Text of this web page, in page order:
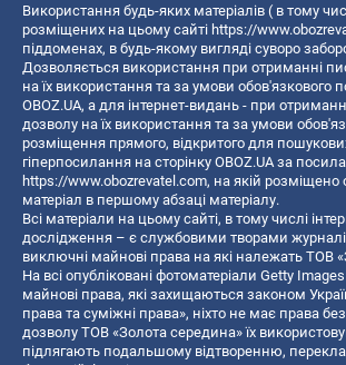
Використання будь-яких матеріалів ( в тому
розміщених на цьому сайті https://
піддоменах, в будь-якому вигляді суворо
Дозволяється використання при отриманні
на їх використання та за умови обов'язкового
OBOZ.UA, а для інтернет-видань - при
дозволу на їх використання та за умови
розміщення прямого, відкритого для
гіперпосилання на сторінку OBOZ.UA за
https://www.obozrevatel.com, на якій розміщено
матеріал в першому абзаці матеріалу.
Всі матеріали на цьому сайті, в тому числі
дослідження – є службовими творами
виключні майнові права на які належать ТОВ
На всі опубліковані фотоматеріали Getty
майнові права, які захищаються законом
права та суміжні права», ніхто не має права
дозволу ТОВ «Золота середина» їх
підлягають подальшому відтворенню,